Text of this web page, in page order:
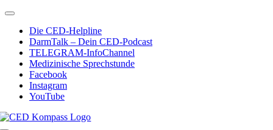
Zum
springen
Toggle
NavigationDie CED-Helpline
DarmTalk – Dein CED-Podcast
TELEGRAM-InfoChannel
Medizinische Sprechstunde
Facebook
Instagram
YouTube